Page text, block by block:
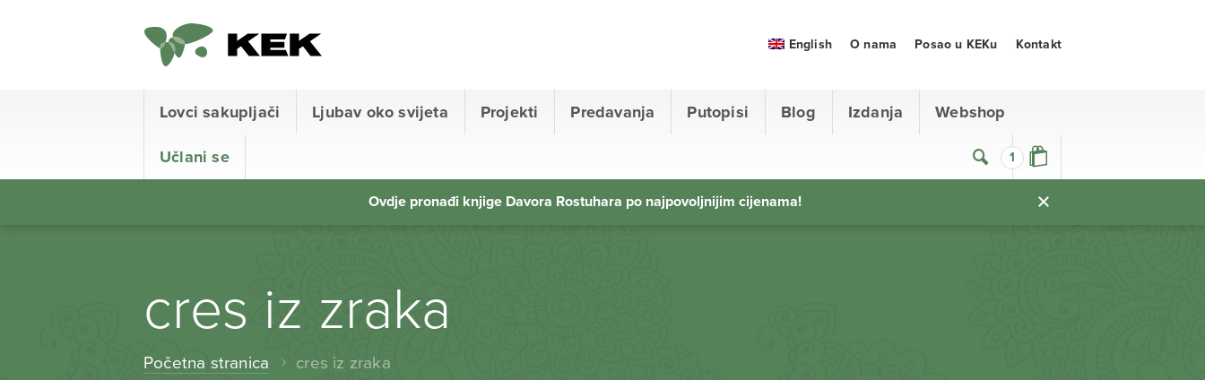
1
Lovci sakupljači Ljubav oko svijeta Projekti Predavanja Putopisi Blog Izdanja Webshop
Učlani se
English O nama Posao u KEKu Kontakt
Ovdje pronađi knjige Davora Rostuhara po najpovoljnijim cijenama!
cres iz zraka
Početna stranica cres iz zraka